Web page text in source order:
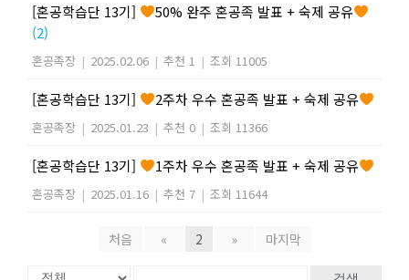
[혼공학습단 13기]
50% 완주 혼공족 발표 + 숙제 공유
(2)
혼공족장 | 2025.02.06 | 추천 1 | 조회 11005
[혼공학습단 13기] 2주차 우수 혼공족 발표 + 숙제 공유
혼공족장 | 2025.01.23 | 추천 0 | 조회 11366
[혼공학습단 13기] 1주차 우수 혼공족 발표 + 숙제 공유
혼공족장 | 2025.01.16 | 추천 7 | 조회 11644
처음 « 2 » 마지막